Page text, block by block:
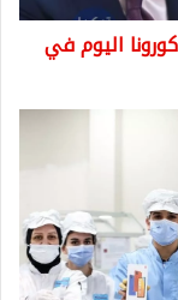
اليوم في